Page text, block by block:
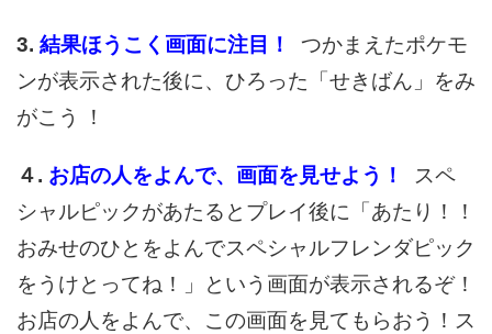
3. 結果ほうこく画面に注目！
つかまえたポケモ
ンが表示された後に、ひろった「せきばん」をみ
がこう
！
４. お店の人をよんで、画面を見せよう！
スペ
シャルピックがあたるとプレイ後に「あたり！！
おみせのひとをよんでスペシャルフレンダピック
をうけとってね！」という画面が表示されるぞ！
お店の人をよんで、この画面を見てもらおう！ス